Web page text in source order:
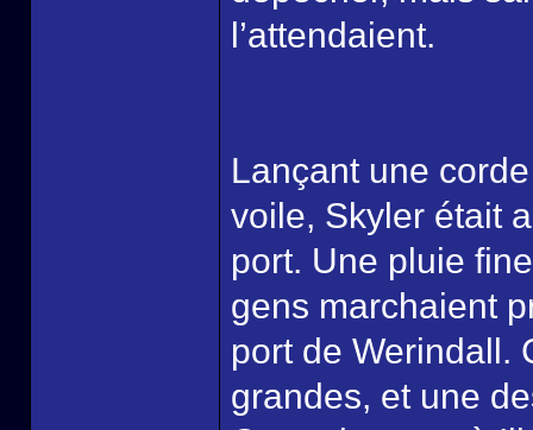
l’attendaient.
Lançant une
voile, Skyler était
port. Une pluie
gens marchaient
port de Werindall.
grandes, et une